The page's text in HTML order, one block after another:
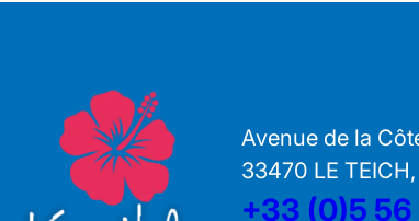
Avenue de la
33470 LE
+33 (0)5